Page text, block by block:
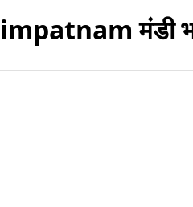
मंडी